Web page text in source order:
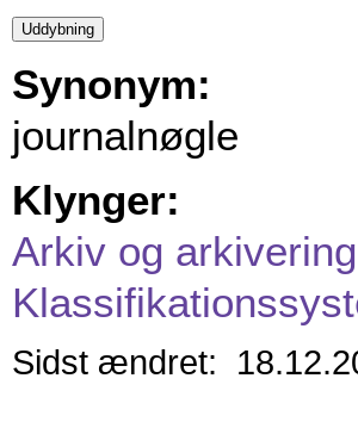
Synonym:
journalnøgle
Klynger:
Arkiv og arkivering
Sidst ændret: